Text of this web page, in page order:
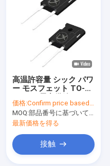
高温許容量 シック パワ
ー モスフェット TO-
ト
価格:Confirm price based on part number
MOQ:部品番号に基づいて数値を確認
最新価格を得る
接触